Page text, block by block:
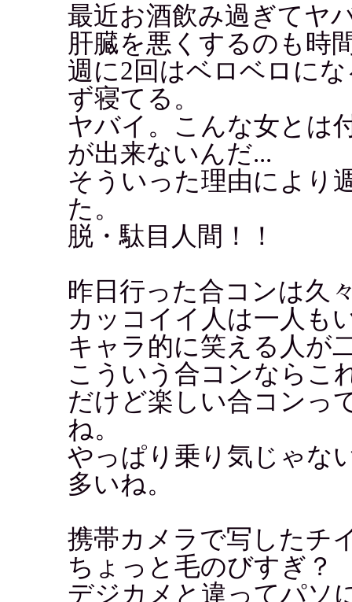
最近お酒飲み過ぎてヤ
肝臓を悪くするのも時
週に2回はベロベロに
ず寝てる。
ヤバイ。こんな女とは
が出来ないんだ...
そういった理由により
た。
脱・駄目人間！！
昨日行った合コンは久
カッコイイ人は一人も
キャラ的に笑える人が
こういう合コンならこ
だけど楽しい合コンっ
ね。
やっぱり乗り気じゃな
多いね。
携帯カメラで写したチ
ちょっと毛のびすぎ？
デジカメと違ってパソ